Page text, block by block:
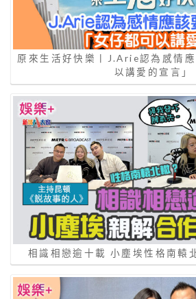
原來生活好快樂丨J.Arie認為感情
以講愛的宣言」
相識相戀逾十載 小塵埃性格南轅